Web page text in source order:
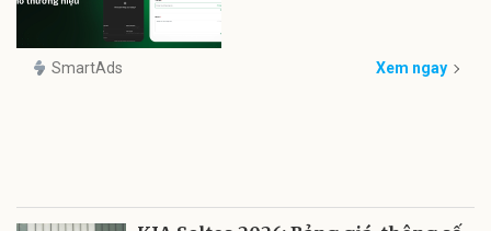
SmartAds Xem ngay